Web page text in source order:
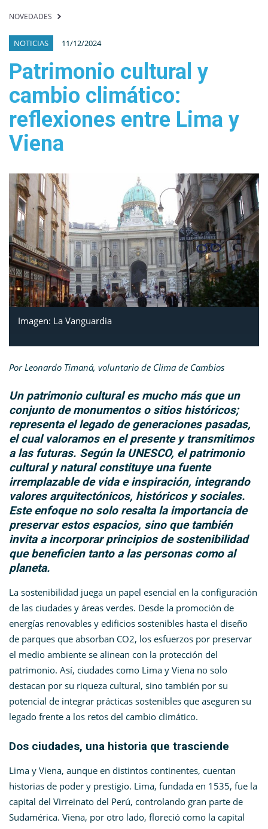
NOVEDADES
NOTICIAS 11/12/2024
Patrimonio cultural y
cambio climático:
reflexiones entre Lima y
Viena
Imagen: La Vanguardia
Por Leonardo Timaná, voluntario de Clima de Cambios
Un patrimonio cultural es mucho más que un
conjunto de monumentos o sitios históricos;
representa el legado de generaciones pasadas,
el cual valoramos en el presente y transmitimos
a las futuras. Según la UNESCO, el patrimonio
cultural y natural constituye una fuente
irremplazable de vida e inspiración, integrando
valores arquitectónicos, históricos y sociales.
Este enfoque no solo resalta la importancia de
preservar estos espacios, sino que también
invita a incorporar principios de sostenibilidad
que beneficien tanto a las personas como al
planeta.
La sostenibilidad juega un papel esencial en la configuración
de las ciudades y áreas verdes. Desde la promoción de
energías renovables y edificios sostenibles hasta el diseño
de parques que absorban CO2, los esfuerzos por preservar
el medio ambiente se alinean con la protección del
patrimonio. Así, ciudades como Lima y Viena no solo
destacan por su riqueza cultural, sino también por su
potencial de integrar prácticas sostenibles que aseguren su
legado frente a los retos del cambio climático.
Dos ciudades, una historia que trasciende
Lima y Viena, aunque en distintos continentes, cuentan
historias de poder y prestigio. Lima, fundada en 1535, fue la
capital del Virreinato del Perú, controlando gran parte de
Sudamérica. Viena, por otro lado, floreció como la capital